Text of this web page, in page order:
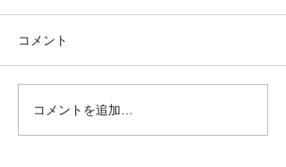
●イキイキ運動教室 レク
リエーション●
コメント
コメントを追加…